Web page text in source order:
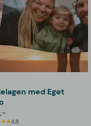
med Eget
4,8